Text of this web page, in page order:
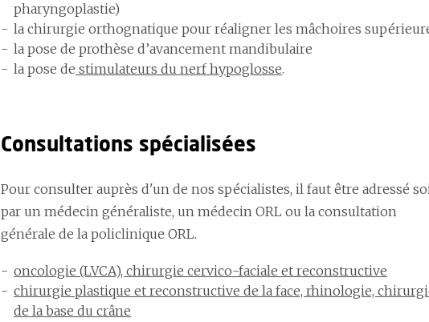
pharyngoplastie)
la chirurgie orthognatique pour réaligner les mâchoires
la pose de prothèse d’avancement mandibulaire
la pose de stimulateurs du nerf hypoglosse.
Consultations spécialisées
Pour consulter auprès d'un de nos spécialistes, il faut être adressé
par un médecin généraliste, un médecin ORL ou la consultation
générale de la policlinique ORL.
oncologie (LVCA), chirurgie cervico-faciale et reconstructive
chirurgie plastique et reconstructive de la face, rhinologie,
de la base du crâne